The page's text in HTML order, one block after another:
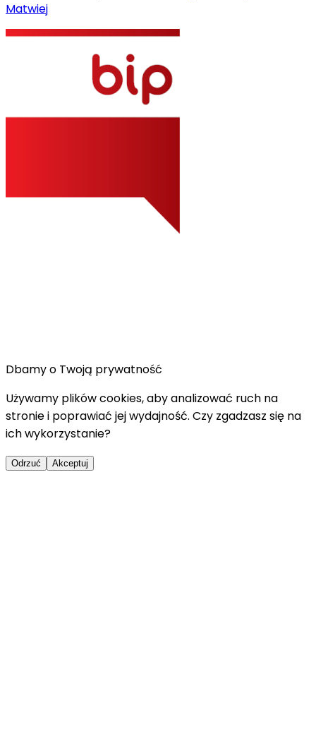
Matwiej
Dbamy o Twoją prywatność
Używamy plików cookies, aby analizować ruch na
stronie i poprawiać jej wydajność. Czy zgadzasz się na
ich wykorzystanie?
Odrzuć Akceptuj